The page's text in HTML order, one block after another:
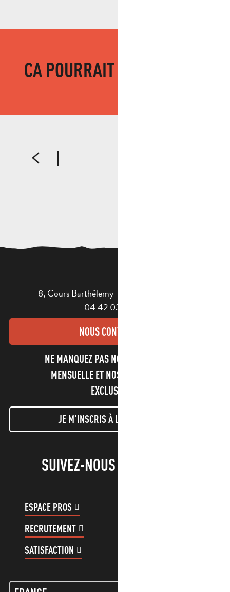
CA POURRAIT VOUS PLAIRE
BALADE DÉCOUVERTE DES PLANTES SAUVAGES À
8, Cours Barthélemy - 13400 AUBAGNE
04 42 03 49 98
NOUS CONTACTER
NE MANQUEZ PAS NOTRE NEWSLETTER
MENSUELLE ET NOS INFORMATIONS
EXCLUSIVES !
JE M'INSCRIS À LA NEWSLETTER
SUIVEZ-NOUS !
ESPACE PROS
RECRUTEMENT
SATISFACTION